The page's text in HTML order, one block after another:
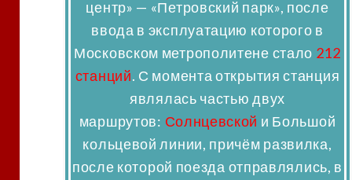
центр» — «Петровский парк», после
ввода в эксплуатацию которого в
Московском метрополитене стало 212
станций. С момента открытия станция
являлась частью двух
маршрутов: Солнцевской и Большой
кольцевой линии, причём развилка,
после которой поезда отправлялись, в